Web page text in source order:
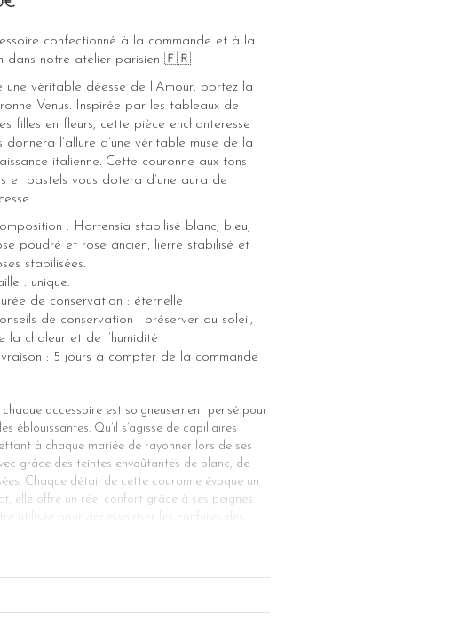
confectionné à la commande et à la
dans notre atelier parisien 🇫🇷
une véritable déesse de l’Amour, portez la
Venus. Inspirée par les tableaux de
filles en fleurs, cette pièce enchanteresse
donnera l’allure d’une véritable muse de la
italienne. Cette couronne aux tons
et pastels vous dotera d’une aura de
: Hortensia stabilisé blanc, bleu,
poudré et rose ancien, lierre stabilisé et
stabilisées.
: unique.
de conservation : éternelle
de conservation : préserver du soleil,
la chaleur et de l’humidité
: 5 jours à compter de la commande
accessoire est soigneusement pensé pour
éblouissantes. Qu’il s’agisse de capillaires
à chaque mariée de rayonner lors de ses
grâce des teintes envoûtantes de blanc, de
Chaque détail de cette couronne évoque un
elle offre un réel confort grâce à ses peignes
chaque membre de la noce peut
strass et cristaux pour apporter une touche
de manières d’accessoiriser la coiffure de la